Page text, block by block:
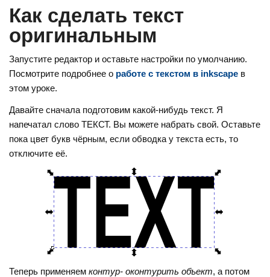
a
ss
ki
m
Как сделать текст
оригинальным
Запустите редактор и оставьте настройки по умолчанию.
Посмотрите подробнее о работе с текстом в inkscape в
этом уроке.
Давайте сначала подготовим какой-нибудь текст. Я
напечатал слово ТЕКСТ. Вы можете набрать свой. Оставьте
пока цвет букв чёрным, если обводка у текста есть, то
отключите её.
Теперь применяемконтур- оконтурить объект, а потом